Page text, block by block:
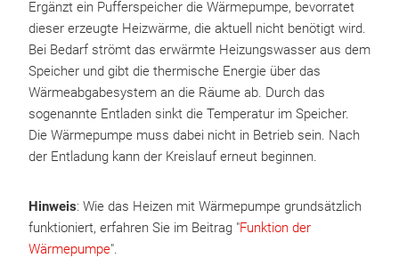
Ergänzt ein Pufferspeicher die Wärmepumpe, bevorratet
dieser erzeugte Heizwärme, die aktuell nicht benötigt wird.
Bei Bedarf strömt das erwärmte Heizungswasser aus dem
Speicher und gibt die thermische Energie über das
Wärmeabgabesystem an die Räume ab. Durch das
sogenannte Entladen sinkt die Temperatur im Speicher.
Die Wärmepumpe muss dabei nicht in Betrieb sein. Nach
der Entladung kann der Kreislauf erneut beginnen.
Hinweis: Wie das Heizen mit Wärmepumpe grundsätzlich
funktioniert, erfahren Sie im Beitrag "Funktion der
Wärmepumpe".